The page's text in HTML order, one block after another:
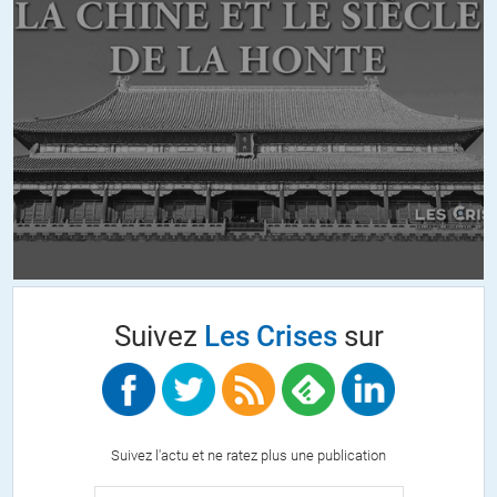
intellectuels qui s’abstiennent.
Je crois que cela résume la situation.
ALERTER
Ber//27.04.2017 à 11h58
Bien vu PEB!
nous ne sommes pas en 2002…cette fois nous l’avons vu venir!
Alors je pense qu’il ne faut pas oublier le(s) quinquennat(s) passés
qui en sont (à mon sens) la première cause. Ils ont joué sur les peurs
(terrorisme, crise,…) dont ils sont en plus responsables, et les
Il ne faut pas faire semblant de se réveiller…quelle tristesse…
Suivez Les Crisessur
Suivez l'actu et ne ratez plus une publication